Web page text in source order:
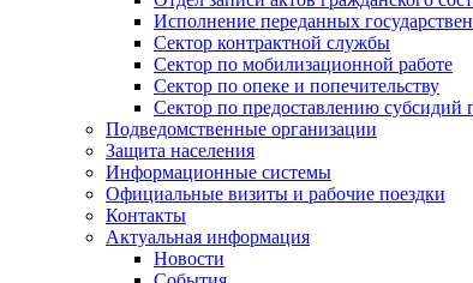
Исполнение переданных
Сектор контрактной службы
Сектор по мобилизационной работе
Сектор по опеке и попечительству
Сектор по предоставлению
Подведомственные организации
Защита населения
Информационные системы
Официальные визиты и рабочие поездки
Контакты
Актуальная информация
Новости